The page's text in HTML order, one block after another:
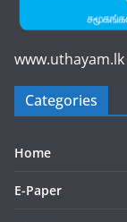
www.uthayam.lk
Categories
Home
E-Paper